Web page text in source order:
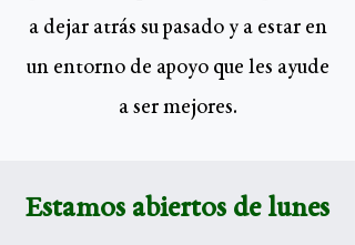
a dejar atrás su pasado y a estar en
un entorno de apoyo que les ayude
a ser mejores.
Estamos abiertos de lunes